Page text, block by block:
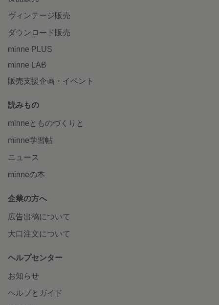
ヴィンテージ販売
ダウンロード販売
minne PLUS
minne LAB
販売支援企画・イベント
読みもの
minneとものづくりと
minne学習帖
ニュース
minneの本
企業の方へ
広告出稿について
大口注文について
ヘルプセンター
お知らせ
ヘルプとガイド